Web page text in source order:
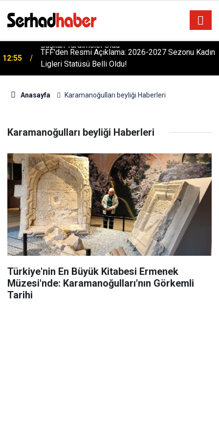
YÜSİAD'da Üst Düzey Atama: Ferdi Aslan Genel
Başkan Yardımcısı Oldu
12:55
TFF'den Resmi Açıklama: 2026-2027 Sezonu Kadın
Ligleri Statüsü Belli Oldu!
Anasayfa Karamanoğulları beyliği Haberleri
Karamanoğulları beyliği Haberleri
Türkiye'nin En Büyük Kitabesi Ermenek
Müzesi'nde: Karamanoğulları'nın Görkemli
Tarihi